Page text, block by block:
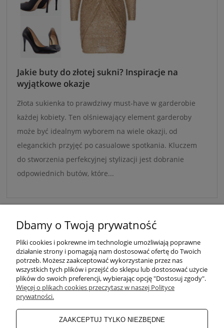
Jakie buty do złotej sukni? Inspiracje na
wyjątkowe okazje
Złota sukienka to prawdziwy must-have w garderobie
każdej kobiety. Ten olśniewający element garderoby
może być idealnym wyborem na wiele okazji, od
eleganckich przyjęć po casualowe spotkania. Kluczem
do stworzenia perfekcyjnej stylizacji jest dobranie
odpowiednich butów, które...
WARUNKI ZAKUPÓW
MOJE KONTO
INFORMACJE O SKLEPIE
Dbamy o Twoją prywatność
Pliki cookies i pokrewne im technologie umożliwiają poprawne
działanie strony i pomagają nam dostosować ofertę do Twoich
potrzeb. Możesz zaakceptować wykorzystanie przez nas
wszystkich tych plików i przejść do sklepu lub dostosować użycie
plików do swoich preferencji, wybierając opcję "Dostosuj zgody".
Więcej o plikach cookies przeczytasz w naszej Polityce
prywatności.
ZAAKCEPTUJ TYLKO NIEZBĘDNE